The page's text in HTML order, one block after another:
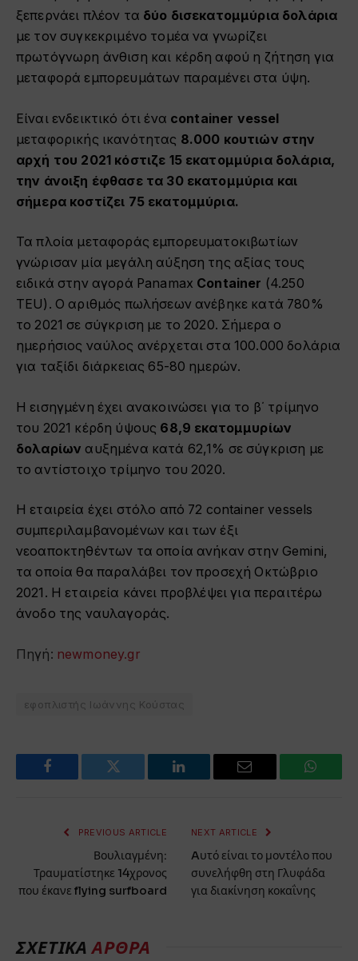
ξεπερνάει πλέον τα δύο δισεκατομμύρια δολάρια
με τον συγκεκριμένο τομέα να γνωρίζει
πρωτόγνωρη άνθιση και κέρδη αφού η ζήτηση για
μεταφορά εμπορευμάτων παραμένει στα ύψη.
Είναι ενδεικτικό ότι ένα container vessel
μεταφορικής ικανότητας 8.000 κουτιών στην
αρχή του 2021 κόστιζε 15 εκατομμύρια δολάρια,
την άνοιξη έφθασε τα 30 εκατομμύρια και
σήμερα κοστίζει 75 εκατομμύρια.
Τα πλοία μεταφοράς εμπορευματοκιβωτίων
γνώρισαν μία μεγάλη αύξηση της αξίας τους
ειδικά στην αγορά Panamax Container (4.250
TEU). Ο αριθμός πωλήσεων ανέβηκε κατά 780%
το 2021 σε σύγκριση με το 2020. Σήμερα ο
ημερήσιος ναύλος ανέρχεται στα 100.000 δολάρια
για ταξίδι διάρκειας 65-80 ημερών.
Η εισηγμένη έχει ανακοινώσει για το β΄ τρίμηνο
του 2021 κέρδη ύψους 68,9 εκατομμυρίων
δολαρίων αυξημένα κατά 62,1% σε σύγκριση με
το αντίστοιχο τρίμηνο του 2020.
Η εταιρεία έχει στόλο από 72 container vessels
συμπεριλαμβανομένων και των έξι
νεοαποκτηθέντων τα οποία ανήκαν στην Gemini,
τα οποία θα παραλάβει τον προσεχή Οκτώβριο
2021. Η εταιρεία κάνει προβλέψει για περαιτέρω
άνοδο της ναυλαγοράς.
Πηγή: newmoney.gr
εφοπλιστής Ιωάννης Κούστας
Facebook Twitter LinkedIn Email
PREVIOUS ARTICLE
Βουλιαγμένη:
Τραυματίστηκε 14χρονος
που έκανε flying surfboard
NEXT ARTICLE
Aυτό είναι το μοντέλο που
συνελήφθη στη Γλυφάδα
για διακίνηση κοκαΐνης
ΣΧΕΤΙΚΆΆΡΘΡΑ